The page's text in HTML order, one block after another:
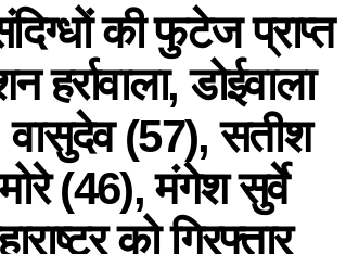
की फुटेज प्राप्त
डोईवाला
वासुदेव (57), सतीश
(46), मंगेश सुर्वे
को गिरफ्तार